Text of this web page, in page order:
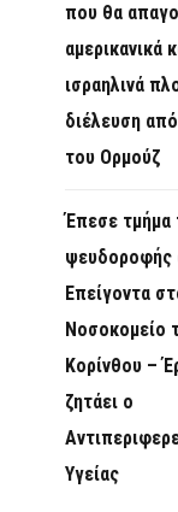
που θα
αμερικανικά
ισραηλινά
διέλευση
του Ορμούζ
Έπεσε τμήμα
ψευδοροφής
Επείγοντα
Νοσοκομείο
Κορίνθου –
ζητάει ο
Υγείας